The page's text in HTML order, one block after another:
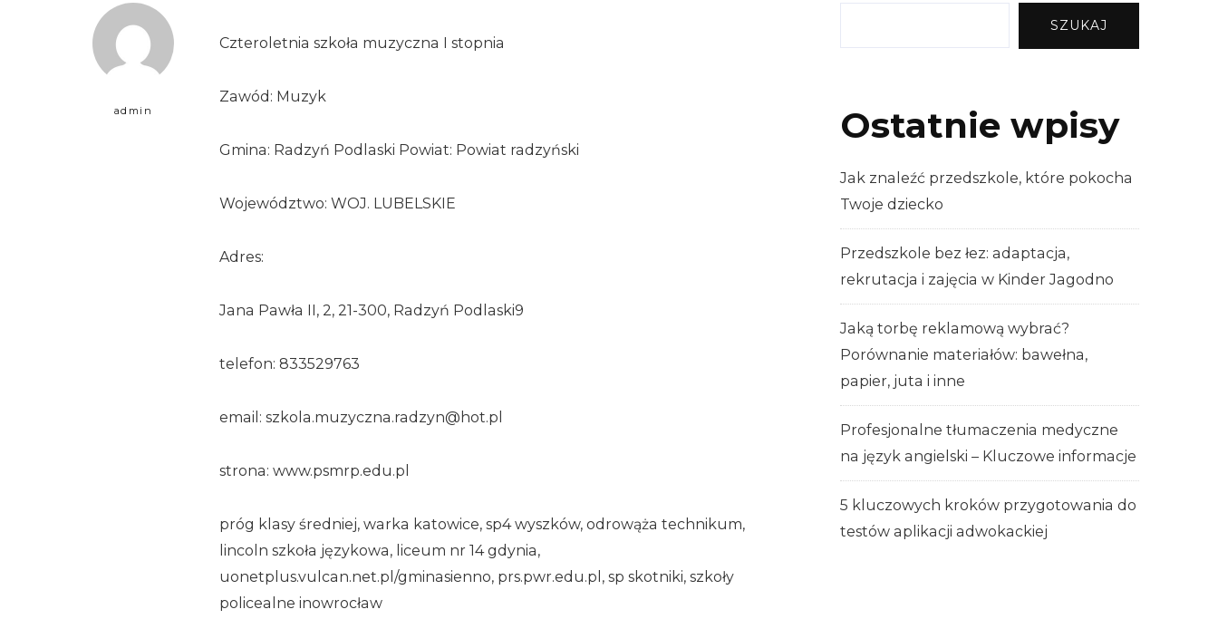
admin
Czteroletnia szkoła muzyczna I stopnia
Zawód: Muzyk
Gmina: Radzyń Podlaski Powiat: Powiat radzyński
Województwo: WOJ. LUBELSKIE
Adres:
Jana Pawła II, 2, 21-300, Radzyń Podlaski9
telefon: 833529763
email: szkola.muzyczna.radzyn@hot.pl
strona: www.psmrp.edu.pl
próg klasy średniej, warka katowice, sp4 wyszków, odrowąża technikum,
lincoln szkoła językowa, liceum nr 14 gdynia,
uonetplus.vulcan.net.pl/gminasienno, prs.pwr.edu.pl, sp skotniki, szkoły
policealne inowrocław
SZUKAJ
Ostatnie wpisy
Jak znaleźć przedszkole, które pokocha
Twoje dziecko
Przedszkole bez łez: adaptacja,
rekrutacja i zajęcia w Kinder Jagodno
Jaką torbę reklamową wybrać?
Porównanie materiałów: bawełna,
papier, juta i inne
Profesjonalne tłumaczenia medyczne
na język angielski – Kluczowe informacje
5 kluczowych kroków przygotowania do
testów aplikacji adwokackiej